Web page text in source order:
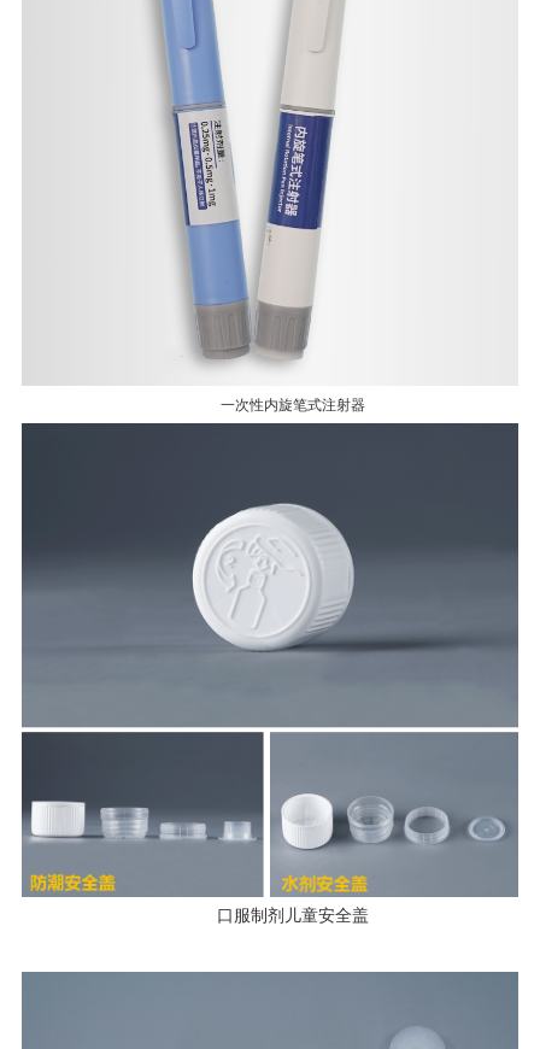
一次性内旋笔式注射器
口服制剂儿童安全盖